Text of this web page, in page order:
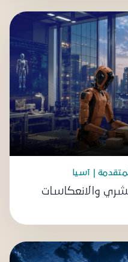
| آسيا
والانعكاسات